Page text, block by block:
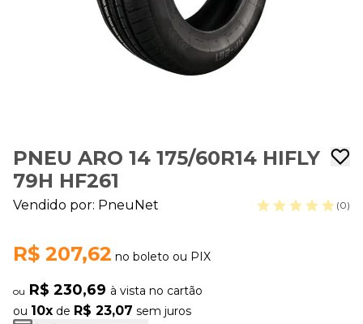
PNEU ARO 14 175/60R14 HIFLY
79H HF261
Vendido por: PneuNet (0)
R$ 207,62 no boleto ou PIX
ou R$ 230,69 à vista no cartão
ou 10x de R$ 23,07 sem juros